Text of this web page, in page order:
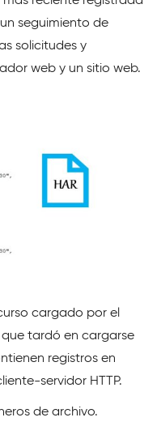
seguimiento de
solicitudes y
web y un sitio web.
cargado por el
tardó en cargarse
registros en
servidor HTTP.
de archivo.